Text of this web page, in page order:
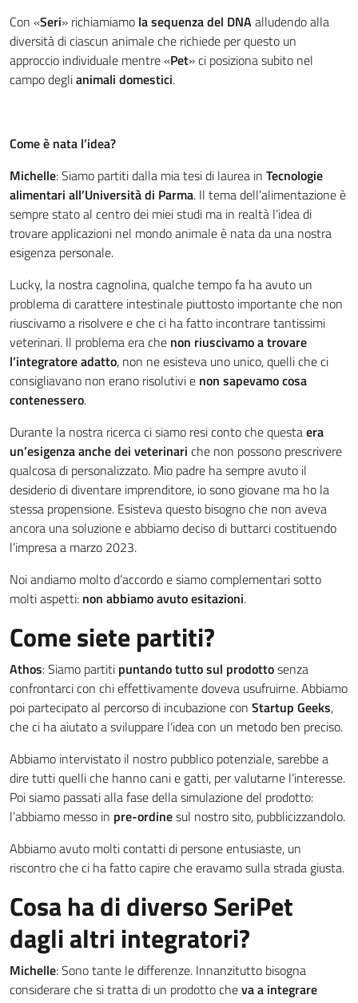
Con «Seri» richiamiamo la sequenza del DNAalludendo alla
diversità di ciascun animale che richiede per questo un
approccio individuale mentre «Pet» ci posiziona subito nel
campo deglianimali domestici.
Come è nata l’idea?
Michelle: Siamo partiti dalla mia tesi di laurea in Tecnologie
alimentari all’Università di Parma. Il tema dell’alimentazione è
sempre stato al centro dei miei studi ma in realtà l’idea di
trovare applicazioni nel mondo animale è nata da una nostra
esigenza personale.
Lucky, la nostra cagnolina, qualche tempo fa ha avuto un
problema di carattere intestinale piuttosto importante che non
riuscivamo a risolvere e che ci ha fatto incontrare tantissimi
veterinari. Il problema era che non riuscivamo a trovare
l’integratore adatto, non ne esisteva uno unico, quelli che ci
consigliavano non erano risolutivi e non sapevamo cosa
contenessero.
Durante la nostra ricerca ci siamo resi conto che questaera
un’esigenza anche dei veterinari che non possono prescrivere
qualcosa di personalizzato. Mio padre ha sempre avuto il
desiderio di diventare imprenditore, io sono giovane ma ho la
stessa propensione. Esisteva questo bisogno che non aveva
ancora una soluzione e abbiamo deciso di buttarci costituendo
l’impresa a marzo 2023.
Noi andiamo molto d’accordo e siamo complementari sotto
molti aspetti: non abbiamo avuto esitazioni.
Come siete partiti?
Athos: Siamo partiti puntando tutto sul prodottosenza
confrontarci con chi effettivamente doveva usufruirne. Abbiamo
poi partecipato al percorso di incubazione con Startup Geeks,
che ci ha aiutato a sviluppare l'idea con un metodo ben preciso.
Abbiamo intervistato il nostro pubblico potenziale, sarebbe a
dire tutti quelli che hanno cani e gatti, per valutarne l’interesse.
Poi siamo passati alla fase della simulazione del prodotto:
l’abbiamo messo in pre-ordinesul nostro sito, pubblicizzandolo.
Abbiamo avuto molti contatti di persone entusiaste, un
riscontro che ci ha fatto capire che eravamo sulla strada giusta.
Cosa ha di diverso SeriPet
dagli altri integratori?
Michelle: Sono tante le differenze. Innanzitutto bisogna
considerare che si tratta di un prodotto cheva a integrare